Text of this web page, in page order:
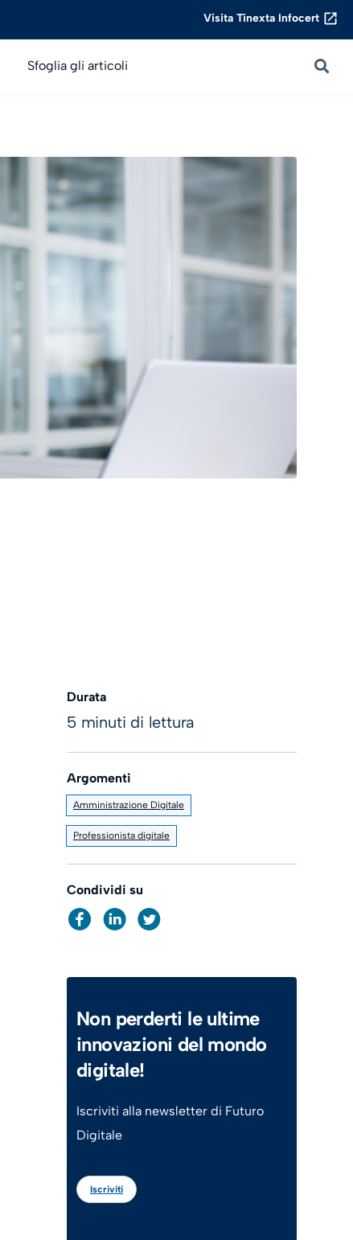
Visita Tinexta Infocert
Sfoglia gli articoli
Durata
5 minuti di lettura
Argomenti
Amministrazione Digitale
Professionista digitale
Condividi su
Non perderti le ultime
innovazioni del mondo
digitale!
Iscriviti alla newsletter di Futuro
Digitale
Iscriviti